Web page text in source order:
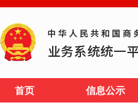
首页 信息公示